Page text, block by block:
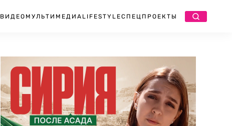
ВИДЕО МУЛЬТИМЕДИА LIFESTYLEСПЕЦПРОЕКТЫ